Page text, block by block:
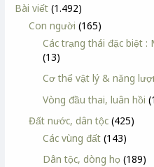
Bài viết (1.492)
Con người (165)
Các trạng thái đặc biệt
(13)
Cơ thể vật lý & năng
Vòng đầu thai, luân hồi
Đất nước, dân tộc (425)
Các vùng đất (143)
Dân tộc, dòng họ (189)